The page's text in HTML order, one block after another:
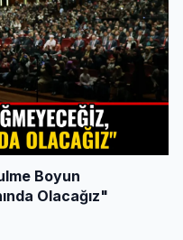
Boyun
Olacağız"